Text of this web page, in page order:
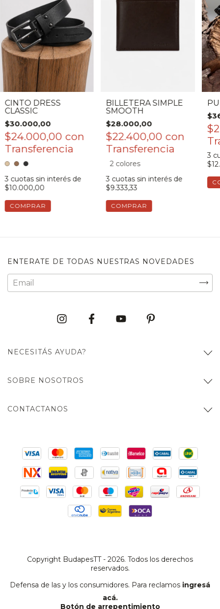
CINTO DRESS
CLASSIC
$30.000,00
$24.000,00 con
3 cuotas sin interés de
$10.000,00
COMPRAR
BILLETERA SIMPLE
SMOOTH
$28.000,00
$22.400,00 con
2 colores
3 cuotas sin interés de
$9.333,33
COMPRAR
3
ENTERATE DE TODAS NUESTRAS NOVEDADES
NECESITÁS AYUDA?
SOBRE NOSOTROS
CONTACTANOS
Copyright BudapesTT - 2026. Todos los derechos
reservados.
Defensa de las y los consumidores. Para reclamos ingresá
acá.
Botón de arrepentimiento